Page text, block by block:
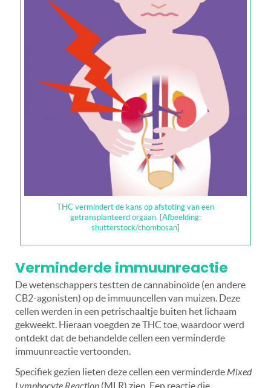
THC vermindert de kans op afstoting van een
getransplanteerd orgaan. [Afbeelding:
shutterstock/chombosan]
Verminderde immuunreactie
De wetenschappers testten de cannabinoïde (en andere
CB2-agonisten) op de immuuncellen van muizen. Deze
cellen werden in een petrischaaltje buiten het lichaam
gekweekt. Hieraan voegden ze THC toe, waardoor werd
ontdekt dat de behandelde cellen een verminderde
immuunreactie vertoonden.
Specifiek gezien lieten deze cellen een verminderde Mixed
Lymphocyte Reaction (MLR) zien. Een reactie die